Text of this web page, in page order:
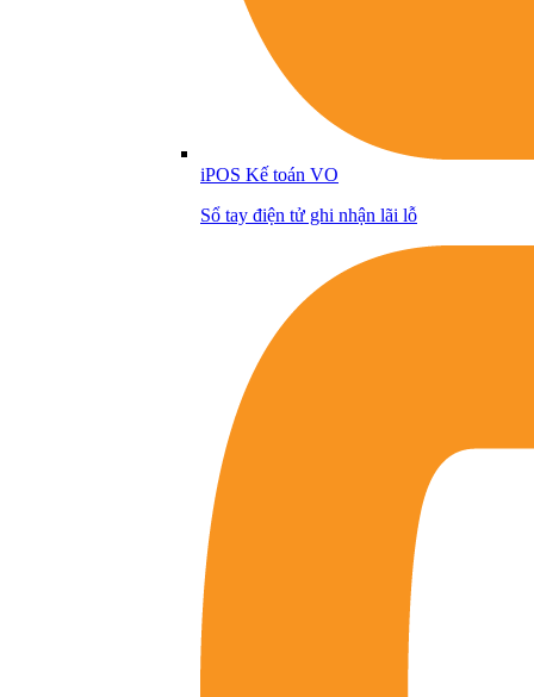
iPOS Kế toán VO
Sổ tay điện tử ghi nhận lãi lỗ